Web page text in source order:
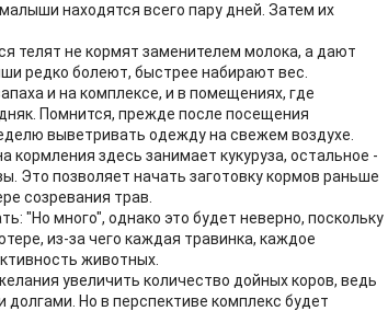
находятся всего пару дней. Затем их
телят не кормят заменителем молока, а дают
редко болеют, быстрее набирают вес.
и на комплексе, и в помещениях, где
Помнится, прежде после посещения
выветривать одежду на свежем воздухе.
кормления здесь занимает кукуруза, остальное -
Это позволяет начать заготовку кормов раньше
созревания трав.
"Но много", однако это будет неверно, поскольку
из-за чего каждая травинка, каждое
животных.
увеличить количество дойных коров, ведь
Но в перспективе комплекс будет